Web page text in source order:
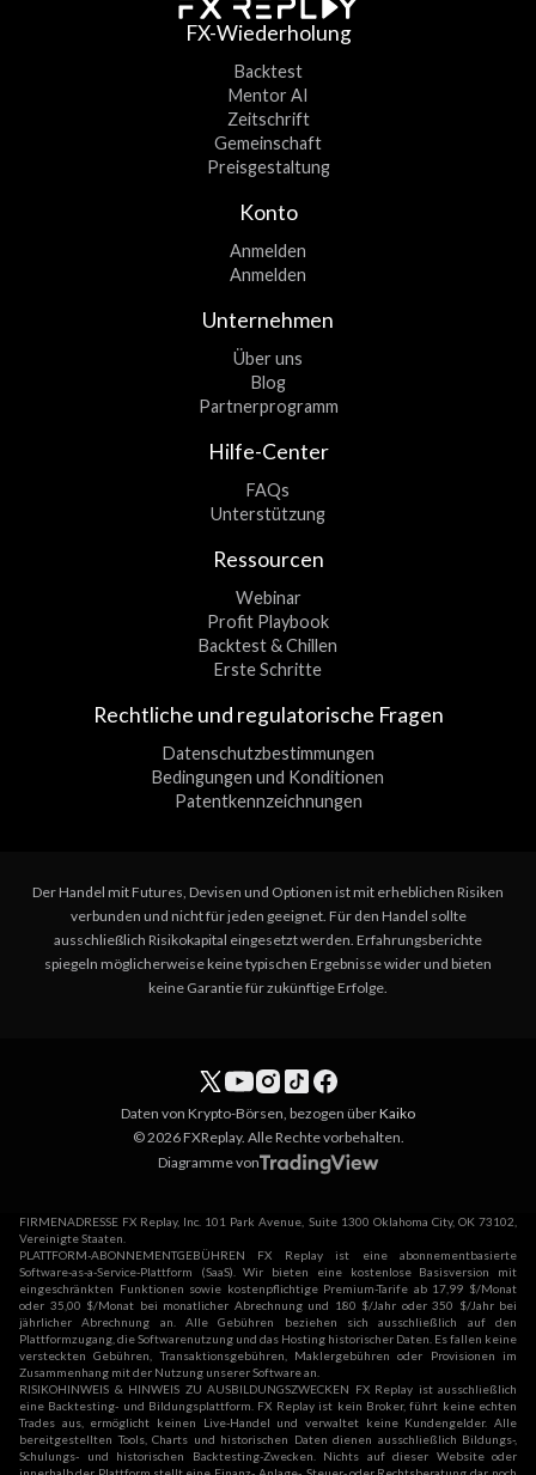
FX-Wiederholung
Backtest
Mentor AI
Zeitschrift
Gemeinschaft
Preisgestaltung
Konto
Anmelden
Anmelden
Unternehmen
Über uns
Blog
Partnerprogramm
Hilfe-Center
FAQs
Unterstützung
Ressourcen
Webinar
Profit Playbook
Backtest & Chillen
Erste Schritte
Rechtliche und regulatorische Fragen
Datenschutzbestimmungen
Bedingungen und Konditionen
Patentkennzeichnungen
Der Handel mit Futures, Devisen und Optionen ist mit erheblichen Risiken
verbunden und nicht für jeden geeignet. Für den Handel sollte
ausschließlich Risikokapital eingesetzt werden. Erfahrungsberichte
spiegeln möglicherweise keine typischen Ergebnisse wider und bieten
keine Garantie für zukünftige Erfolge.
Daten von Krypto-Börsen, bezogen überKaiko
© 2026 FXReplay. Alle Rechte vorbehalten.
Diagramme von
FIRMENADRESSE FX Replay, Inc. 101 Park Avenue, Suite 1300 Oklahoma City, OK 73102,
Vereinigte Staaten.
PLATTFORM-ABONNEMENTGEBÜHREN FX Replay ist eine abonnementbasierte
Software-as-a-Service-Plattform (SaaS). Wir bieten eine kostenlose Basisversion mit
eingeschränkten Funktionen sowie kostenpflichtige Premium-Tarife ab 17,99 $/Monat
oder 35,00 $/Monat bei monatlicher Abrechnung und 180 $/Jahr oder 350 $/Jahr bei
jährlicher Abrechnung an. Alle Gebühren beziehen sich ausschließlich auf den
Plattformzugang, die Softwarenutzung und das Hosting historischer Daten. Es fallen keine
versteckten Gebühren, Transaktionsgebühren, Maklergebühren oder Provisionen im
Zusammenhang mit der Nutzung unserer Software an.
RISIKOHINWEIS & HINWEIS ZU AUSBILDUNGSZWECKEN FX Replay ist ausschließlich
eine Backtesting- und Bildungsplattform. FX Replay ist kein Broker, führt keine echten
Trades aus, ermöglicht keinen Live-Handel und verwaltet keine Kundengelder. Alle
bereitgestellten Tools, Charts und historischen Daten dienen ausschließlich Bildungs-,
Schulungs- und historischen Backtesting-Zwecken. Nichts auf dieser Website oder